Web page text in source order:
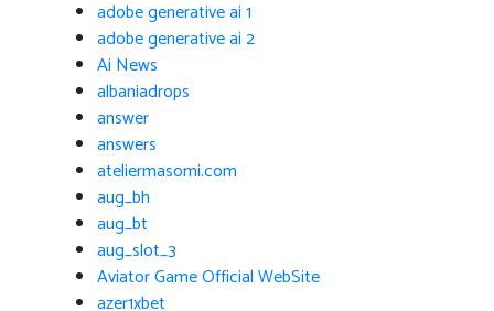
adobe generative ai 1
adobe generative ai 2
Ai News
albaniadrops
answer
answers
ateliermasomi.com
aug_bh
aug_bt
aug_slot_3
Aviator Game Official WebSite
azer1xbet